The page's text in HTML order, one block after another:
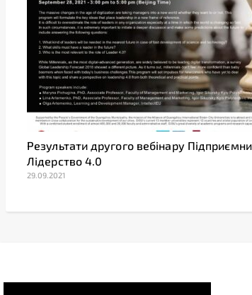
Результати другого вебінару
Лідерство 4.0
29.09.2021